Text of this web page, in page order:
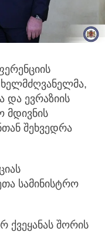
და ევრაზიის
მდივნის
შეხვედრა
სამინისტრო
ქვეყანას შორის